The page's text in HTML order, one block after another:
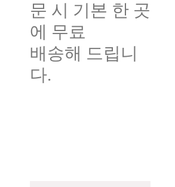
문 시 기본 한 곳
에 무료
배송해 드립니
다.